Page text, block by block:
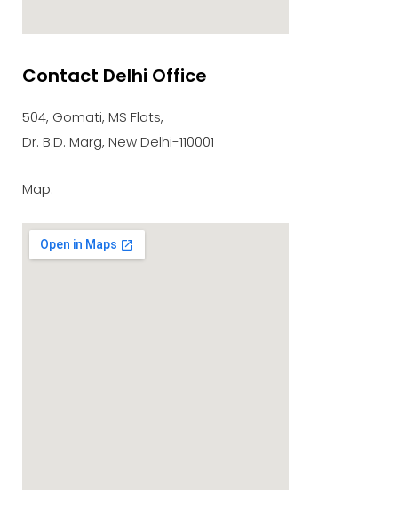
Contact Delhi Office
504, Gomati, MS Flats,
Dr. B.D. Marg, New Delhi-110001
Map: